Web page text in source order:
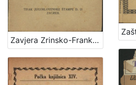
Zavjera Zrinsko-Frankopanska : (1664.-1671.) / Ferdo Šišić